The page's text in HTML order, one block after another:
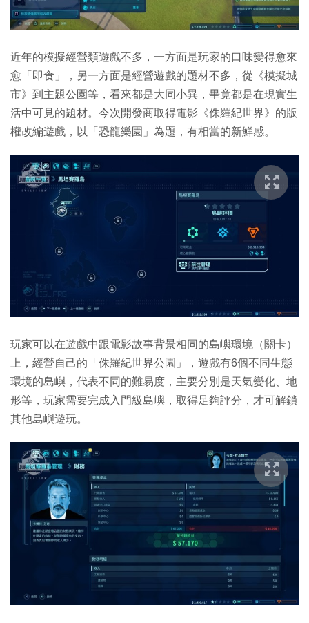
近年的模擬經營類遊戲不多，一方面是玩家的口味變得愈來
愈「即食」，另一方面是經營遊戲的題材不多，從《模擬城
市》到主題公園等，看來都是大同小異，畢竟都是在現實生
活中可見的題材。今次開發商取得電影《侏羅紀世界》的版
權改編遊戲，以「恐龍樂園」為題，有相當的新鮮感。
玩家可以在遊戲中跟電影故事背景相同的島嶼環境（關卡）
上，經營自己的「侏羅紀世界公園」，遊戲有6個不同生態
環境的島嶼，代表不同的難易度，主要分別是天氣變化、地
形等，玩家需要完成入門級島嶼，取得足夠評分，才可解鎖
其他島嶼遊玩。